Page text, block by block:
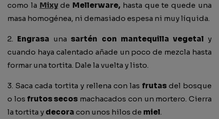
como la Mixyde Mellerware, hasta que te quede una
masa homogénea, ni demasiado espesa ni muy líquida.
2. Engrasa una sartén con mantequilla vegetal y
cuando haya calentado añade un poco de mezcla hasta
formar una tortita. Dale la vuelta y listo.
3. Saca cada tortita y rellena con las frutas del bosque
o los frutos secos machacados con un mortero. Cierra
la tortita y decora con unos hilos de miel.